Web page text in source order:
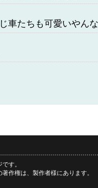
車たちも可愛いやんな
す。
作権は、製作者様にあります。